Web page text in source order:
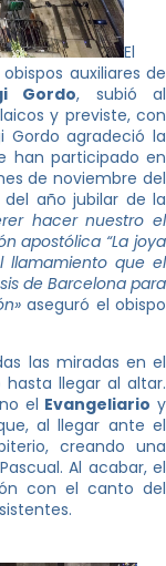
El
auxiliares de
Gordo, subió al
y previste, con
Gordo agradeció la
han participado en
de noviembre del
año jubilar de la
hacer nuestro el
apostólica “La joya
llamamiento que el
de Barcelona para
aseguró el obispo
las miradas en el
llegar al altar.
el Evangeliario y
al llegar ante el
creando una
Al acabar, el
con el canto del